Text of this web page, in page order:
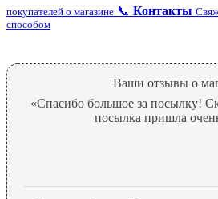
покупателей о магазине 📞 Контакты
способом
Ваши отзывы о
«Спасибо большое за посылку!
посылка пришла